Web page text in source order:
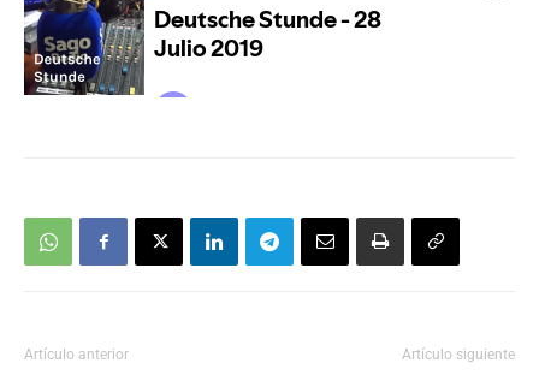
Artículo anterior Artículo siguiente